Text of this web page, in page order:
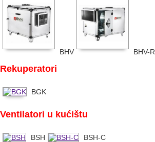
BHV BHV-R
Rekuperatori
BGK
Ventilatori u kućištu
BSH BSH-C